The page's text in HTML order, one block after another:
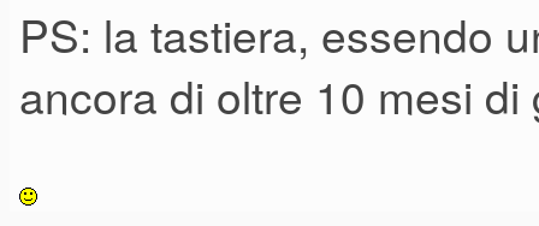
PS: la tastiera, essendo
ancora di oltre 10 mesi di